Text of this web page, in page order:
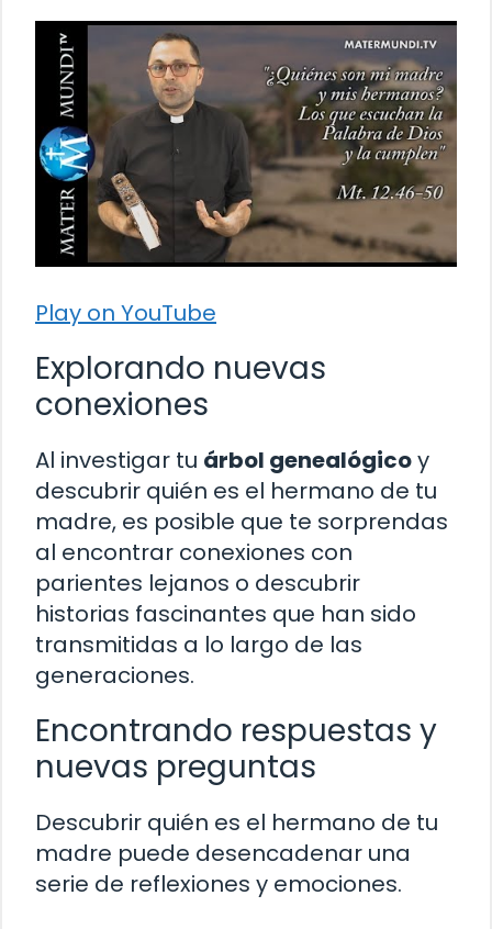
Play on YouTube
Explorando nuevas
conexiones
Al investigar tu árbol genealógicoy
descubrir quién es el hermano de tu
madre, es posible que te sorprendas
al encontrar conexiones con
parientes lejanos o descubrir
historias fascinantes que han sido
transmitidas a lo largo de las
generaciones.
Encontrando respuestas y
nuevas preguntas
Descubrir quién es el hermano de tu
madre puede desencadenar una
serie de reflexiones y emociones.